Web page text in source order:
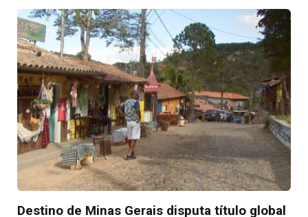
Destino de Minas Gerais disputa título global